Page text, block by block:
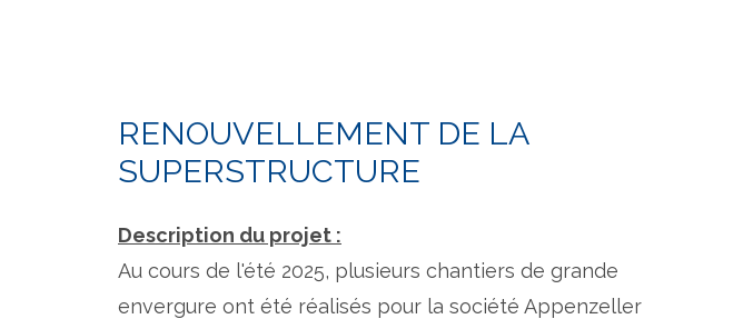
RENOUVELLEMENT DE LA
SUPERSTRUCTURE
Description du projet :
Au cours de l'été 2025, plusieurs chantiers de grande
envergure ont été réalisés pour la société Appenzeller